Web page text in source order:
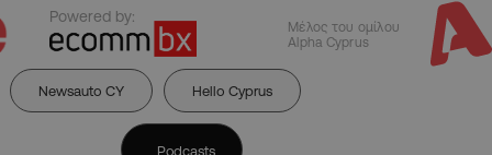
Powered by:
Μέλος του ομίλου
Alpha Cyprus
Newsauto CY Hello Cyprus
Podcasts